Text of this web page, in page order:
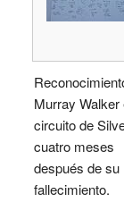
Murray Walker
circuito de
cuatro meses
después de su
fallecimiento.